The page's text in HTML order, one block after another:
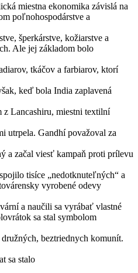
miestna ekonomika závislá na
poľnohospodárstve a
šperkárstve, kožiarstve a
Ale jej základom bolo
tkáčov a farbiarov, ktorí
keď bola India zaplavená
Lancashiru, miestni textilní
utrpela. Gandhí považoval za
a začal viesť kampaň proti prílevu
tisíce „nedotknuteľných“ a
vyrobené odevy
a naučili sa vyrábať vlastné
sa stal symbolom
beztriednych komunít.
sa stalo